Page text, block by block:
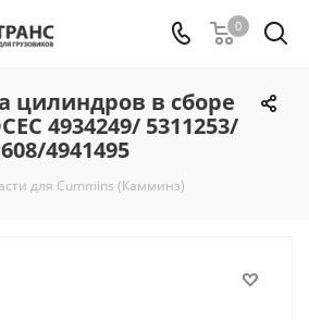
0
цилиндров в сборе
4934249/ 5311253/
4941495
для Cummins (Камминз)